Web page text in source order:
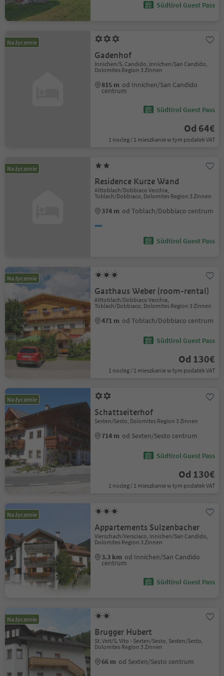
Südtirol Guest Pass
Na życzenie
Gadenhof
Innichen/S. Candido, Innichen/San Candido,
Dolomites Region 3 Zinnen
815 m od Innichen/San Candido
centrum
Südtirol Guest Pass
Od 64€
1 nocleg / 1 mieszkanie w tym podatek VAT
Na życzenie
Residence Kurze Wand
Alttoblach/Dobbiaco Vecchia,
Toblach/Dobbiaco, Dolomites Region 3 Zinnen
374 m od Toblach/Dobbiaco centrum
Südtirol Guest Pass
Na życzenie
Gasthaus Weber (room-rental)
Alttoblach/Dobbiaco Vecchia,
Toblach/Dobbiaco, Dolomites Region 3 Zinnen
471 m od Toblach/Dobbiaco centrum
Südtirol Guest Pass
Od 130€
1 nocleg / 1 mieszkanie w tym podatek VAT
Na życzenie
Schattseiterhof
Sexten/Sesto, Dolomites Region 3 Zinnen
714 m od Sexten/Sesto centrum
Südtirol Guest Pass
Od 130€
1 nocleg / 1 mieszkanie w tym podatek VAT
Na życzenie
Appartements Sulzenbacher
Vierschach/Versciaco, Innichen/San Candido,
Dolomites Region 3 Zinnen
3.3 km od Innichen/San Candido
centrum
Südtirol Guest Pass
Na życzenie
Brugger Hubert
St. Veit/S. Vito - Sexten/Sesto, Sexten/Sesto,
Dolomites Region 3 Zinnen
66 m od Sexten/Sesto centrum